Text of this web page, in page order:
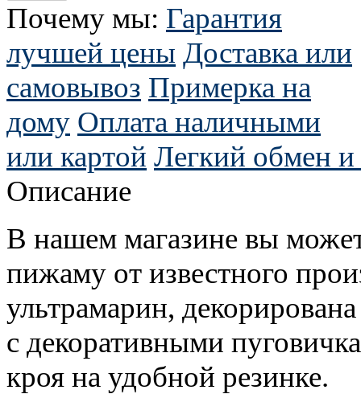
Почему мы: Гарантия
лучшей цены Доставка или
самовывоз Примерка на
дому Оплата наличными
или картой Легкий обмен и
Описание
В нашем магазине вы
пижаму от известного
ультрамарин,
с декоративными
кроя на удобной резинке.